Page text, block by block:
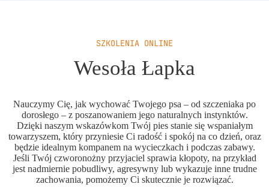
SZKOLENIA ONLINE
Wesoła Łapka
Nauczymy Cię, jak wychować Twojego psa – od szczeniaka po
dorosłego – z poszanowaniem jego naturalnych instynktów.
Dzięki naszym wskazówkom Twój pies stanie się wspaniałym
towarzyszem, który przyniesie Ci radość i spokój na co dzień, oraz
będzie idealnym kompanem na wycieczkach i podczas zabawy.
Jeśli Twój czworonożny przyjaciel sprawia kłopoty, na przykład
jest nadmiernie pobudliwy, agresywny lub wykazuje inne trudne
zachowania, pomożemy Ci skutecznie je rozwiązać.